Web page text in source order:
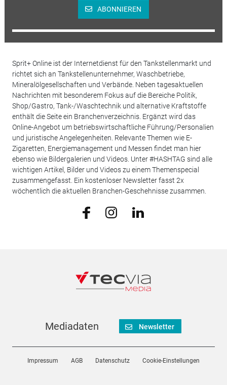
ABONNIEREN
Sprit+ Online ist der Internetdienst für den Tankstellenmarkt und
richtet sich an Tankstellenunternehmer, Waschbetriebe,
Mineralölgesellschaften und Verbände. Neben tagesaktuellen
Nachrichten mit besonderem Fokus auf die Bereiche Politik,
Shop/Gastro, Tank-/Waschtechnik und alternative Kraftstoffe
enthält die Seite ein Branchenverzeichnis. Ergänzt wird das
Online-Angebot um betriebswirtschaftliche Führung/Personalien
und juristische Angelegenheiten. Relevante Themen wie E-
Zigaretten, Energiemanagement und Messen findet man hier
ebenso wie Bildergalerien und Videos. Unter #HASHTAG sind alle
wichtigen Artikel, Bilder und Videos zu einem Themenspecial
zusammengefasst. Ein kostenloser Newsletter fasst 2x
wöchentlich die aktuellen Branchen-Geschehnisse zusammen.
Mediadaten Newsletter
Impressum AGB Datenschutz Cookie-Einstellungen